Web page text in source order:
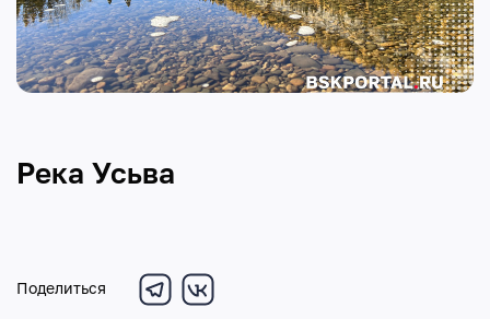
Река Усьва
Поделиться